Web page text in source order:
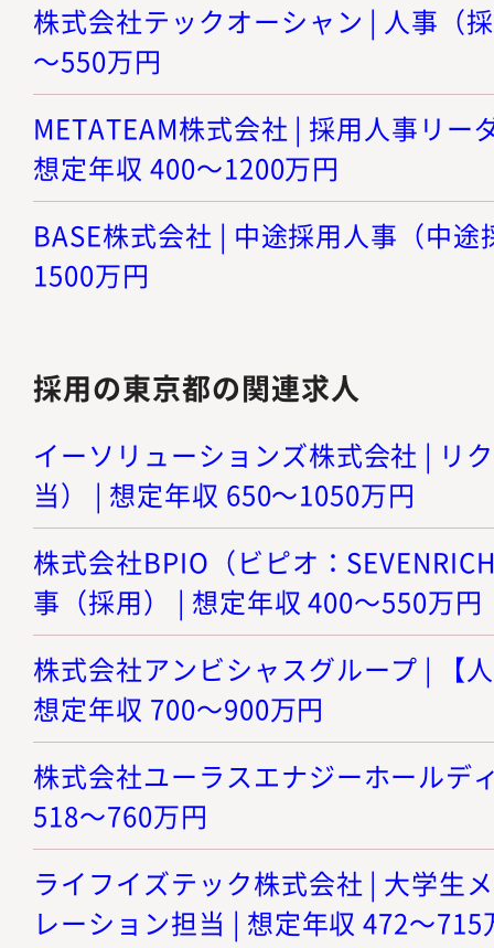
株式会社テックオーシャン | 人事（
～550万円
METATEAM株式会社 | 採用人事リー
想定年収 400～1200万円
BASE株式会社 | 中途採用人事（中
1500万円
採用の東京都の関連求人
イーソリューションズ株式会社 | リ
当） | 想定年収 650～1050万円
株式会社BPIO（ビピオ：
事（採用） | 想定年収 400～550万円
株式会社アンビシャスグループ | 【
想定年収 700～900万円
株式会社ユーラスエナジーホールデ
518～760万円
ライフイズテック株式会社 | 大学生
レーション担当 | 想定年収 472～715